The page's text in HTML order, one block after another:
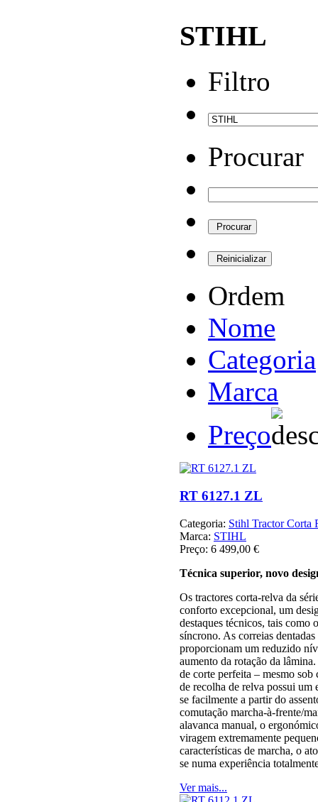
STIHL
Filtro
Procurar
Ordem
Nome
Categoria
Marca
Preço
RT 6127.1 ZL
Categoria: Stihl Tractor Corta
Marca: STIHL
Preço: 6 499,00 €
Técnica superior, novo
Os tractores corta-relva da
conforto excepcional, um
destaques técnicos, tais como
síncrono. As correias
proporcionam um reduzido
aumento da rotação da
de corte perfeita – mesmo
de recolha de relva possui um
se facilmente a partir do
comutação marcha-à-frente/
alavanca manual, o
viragem extremamente
características de marcha, o
se numa experiência
Ver mais...